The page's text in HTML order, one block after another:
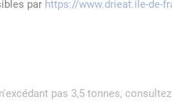
par https://www.drieat.ile-de-
pas 3,5 tonnes,